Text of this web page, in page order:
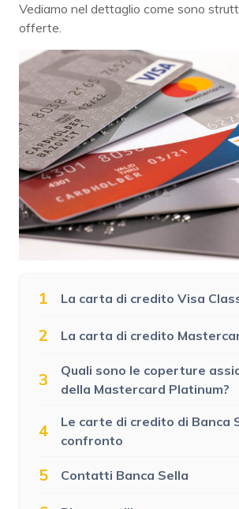
Vediamo nel dettaglio come sono
offerte.
1 La carta di credito Visa
2 La carta di credito
3
Quali sono le coperture
della Mastercard Platinum?
4
Le carte di credito di Banca
confronto
5 Contatti Banca Sella